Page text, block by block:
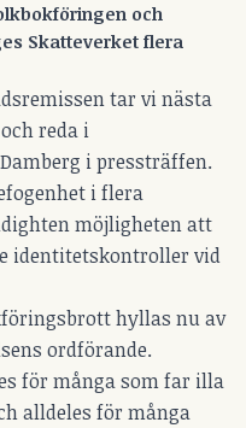
och
Skatteverket flera
tar vi nästa
reda i
i pressträffen.
i flera
möjligheten att
identitetskontroller vid
hyllas nu av
ordförande.
för många som far illa
alldeles för många